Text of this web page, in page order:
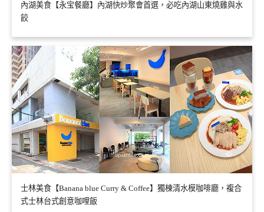
內湖美食【永宝餐廳】內湖快炒聚會首選，必吃內湖山東燒雞與水
餃
士林美食【Banana blue Curry & Coffee】獨棟清水模咖啡廳，複合
式士林台式創意咖哩飯